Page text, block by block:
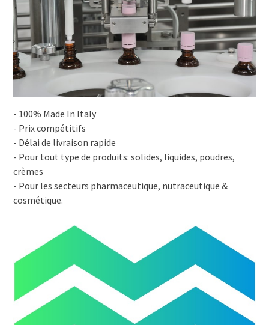
- 100% Made In Italy
- Prix compétitifs
- Délai de livraison rapide
- Pour tout type de produits: solides, liquides, poudres,
crèmes
- Pour les secteurs pharmaceutique, nutraceutique &
cosmétique.